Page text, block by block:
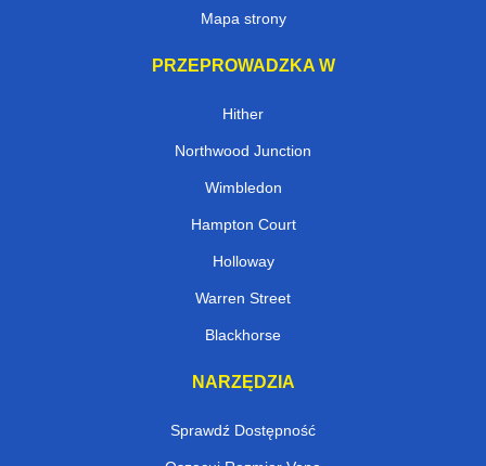
Mapa strony
PRZEPROWADZKA W
Hither
Northwood Junction
Wimbledon
Hampton Court
Holloway
Warren Street
Blackhorse
NARZĘDZIA
Sprawdź Dostępność